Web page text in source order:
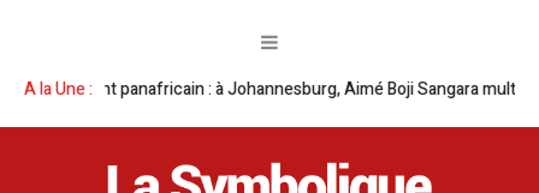
A la Une :
: à Johannesburg, Aimé Boji Sangara multiplie les plaidoyers en